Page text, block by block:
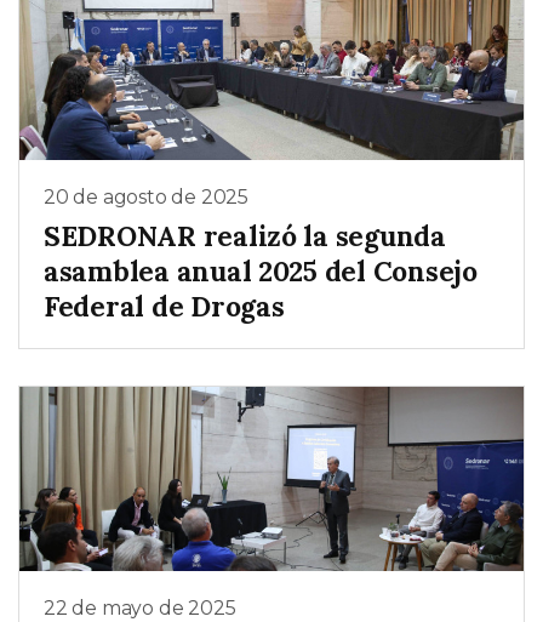
20 de agosto de 2025
SEDRONAR realizó la segunda
asamblea anual 2025 del Consejo
Federal de Drogas
22 de mayo de 2025